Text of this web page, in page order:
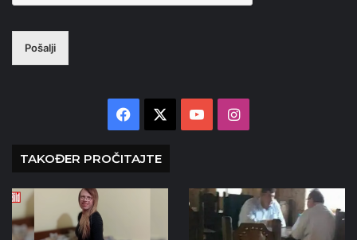
Pošalji
Facebook YouTubeInstagram
TAKOĐER PROČITAJTE